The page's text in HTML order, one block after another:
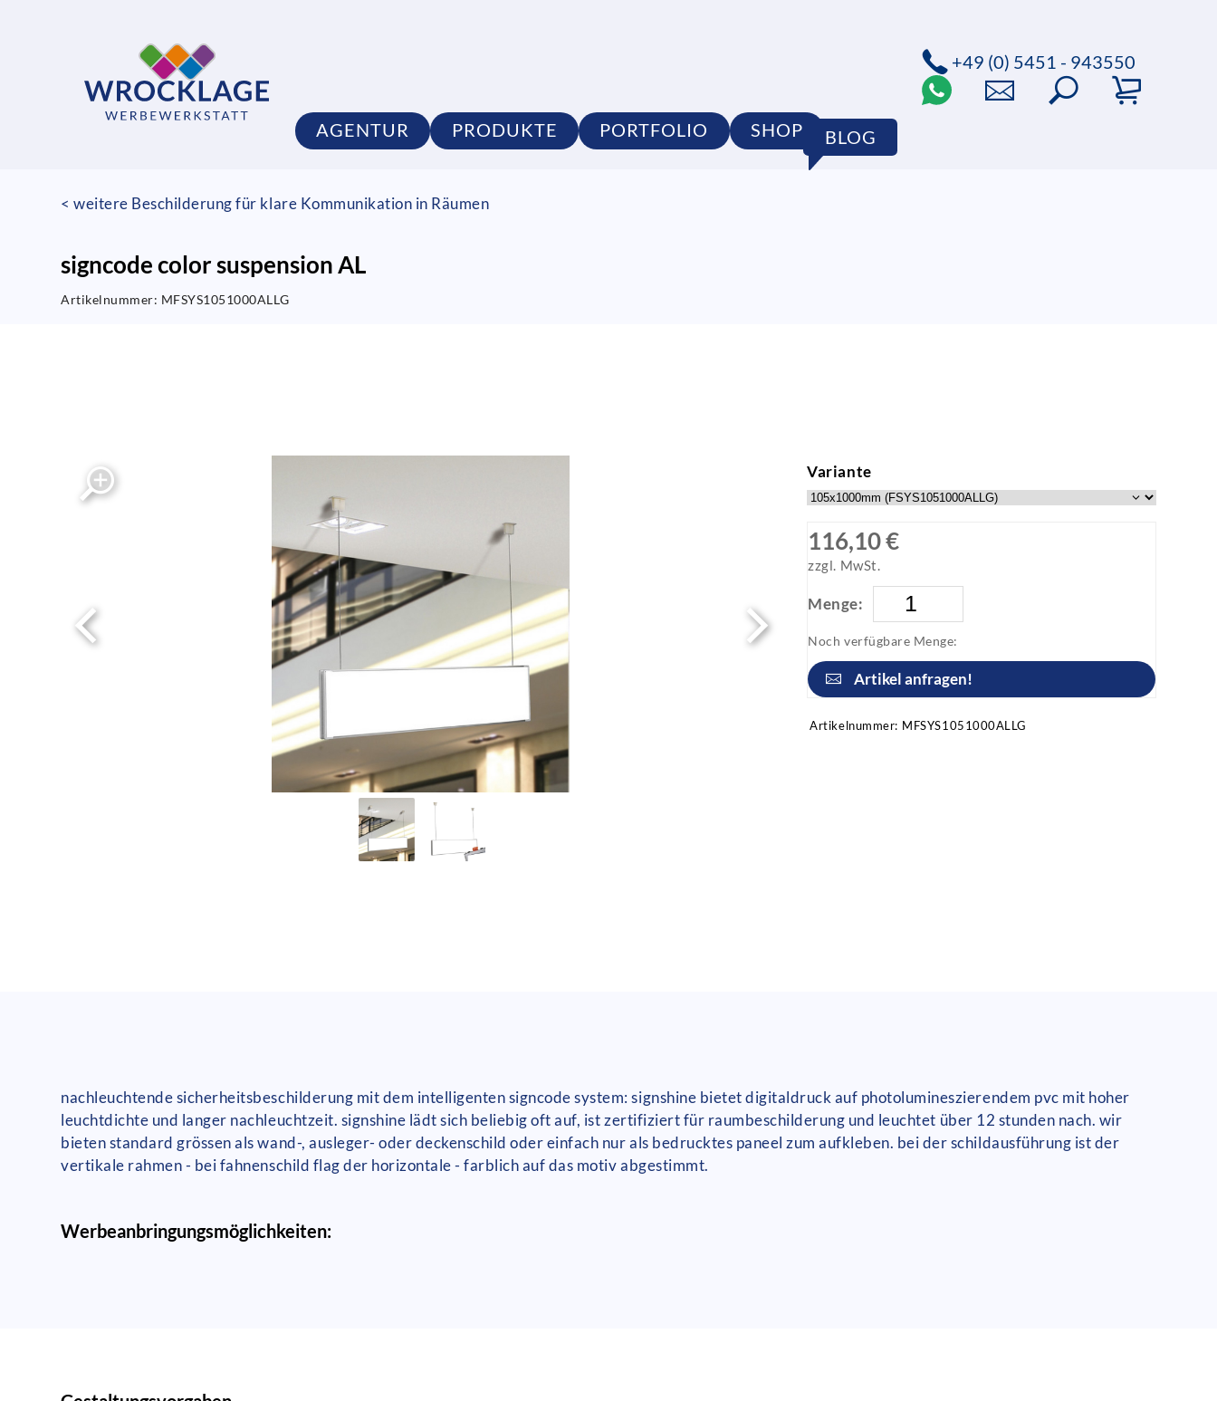
AGENTUR PRODUKTE PORTFOLIO SHOP BLOG
+49 (0) 5451 - 943550
< weitere Beschilderung für klare Kommunikation in Räumen
signcode color suspension AL
Artikelnummer: MFSYS1051000ALLG
Variante
116,10 €
zzgl. MwSt.
Menge:
Noch verfügbare Menge:
Artikel anfragen!
Artikelnummer: MFSYS1051000ALLG
nachleuchtende sicherheitsbeschilderung mit dem intelligenten signcode system: signshine bietet digitaldruck auf photolumineszierendem pvc mit hoher
leuchtdichte und langer nachleuchtzeit. signshine lädt sich beliebig oft auf, ist zertifiziert für raumbeschilderung und leuchtet über 12 stunden nach. wir
bieten standard grössen als wand-, ausleger- oder deckenschild oder einfach nur als bedrucktes paneel zum aufkleben. bei der schildausführung ist der
vertikale rahmen - bei fahnenschild flag der horizontale - farblich auf das motiv abgestimmt.
Werbeanbringungsmöglichkeiten: